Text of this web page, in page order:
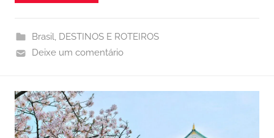
Brasil, DESTINOS E ROTEIROS
Deixe um comentário